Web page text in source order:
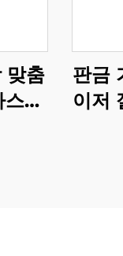
맞춤
틱
판금
이저